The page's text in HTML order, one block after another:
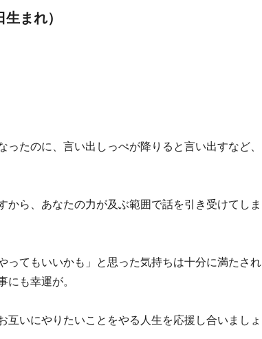
まれ）
たのに、言い出しっぺが降りると言い出すなど、
ら、あなたの力が及ぶ範囲で話を引き受けてしま
ってもいいかも」と思った気持ちは十分に満たされ
にも幸運が。
いにやりたいことをやる人生を応援し合いましょ